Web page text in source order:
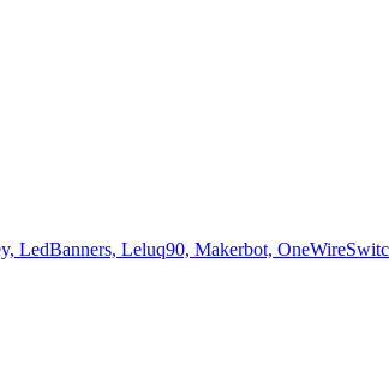
LedBanners, Leluq90, Makerbot,